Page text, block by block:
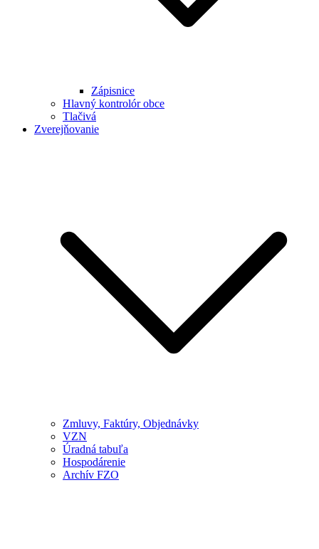
Zápisnice
Hlavný kontrolór obce
Tlačivá
Zverejňovanie
Zmluvy, Faktúry, Objednávky
VZN
Úradná tabuľa
Hospodárenie
Archív FZO